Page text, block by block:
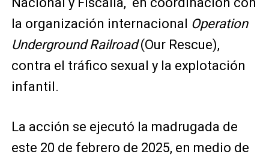
la organización internacional Operation
Underground Railroad(Our Rescue),
contra el tráfico sexual y la explotación
infantil.
La acción se ejecutó la madrugada de
este 20 de febrero de 2025, en medio de